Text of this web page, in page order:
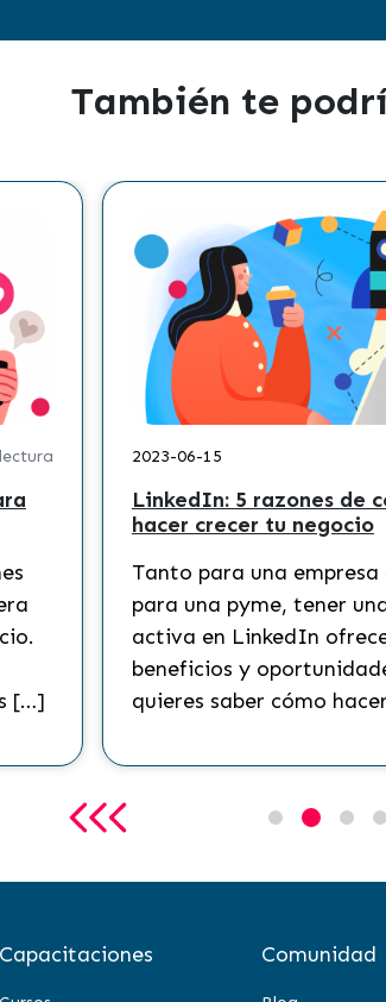
También te
[…]
2023-06-15
LinkedIn: 5 razones de
hacer crecer tu negocio
Tanto para una
para una pyme, tener
activa en LinkedIn
beneficios y
quieres saber cómo
Capacitaciones Comunidad